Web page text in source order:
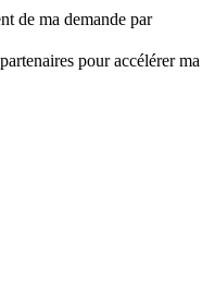
de ma demande par
pour accélérer ma